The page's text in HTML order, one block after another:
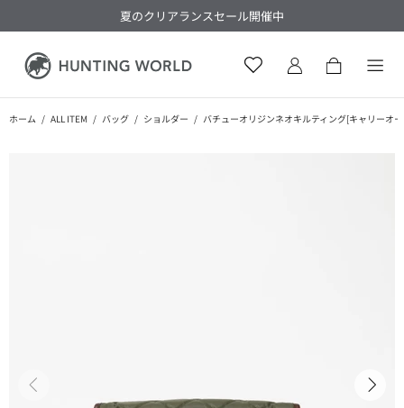
夏のクリアランスセール開催中
ホーム ALL ITEM バッグ ショルダー バチューオリジンネオキルティング[キャリーオ